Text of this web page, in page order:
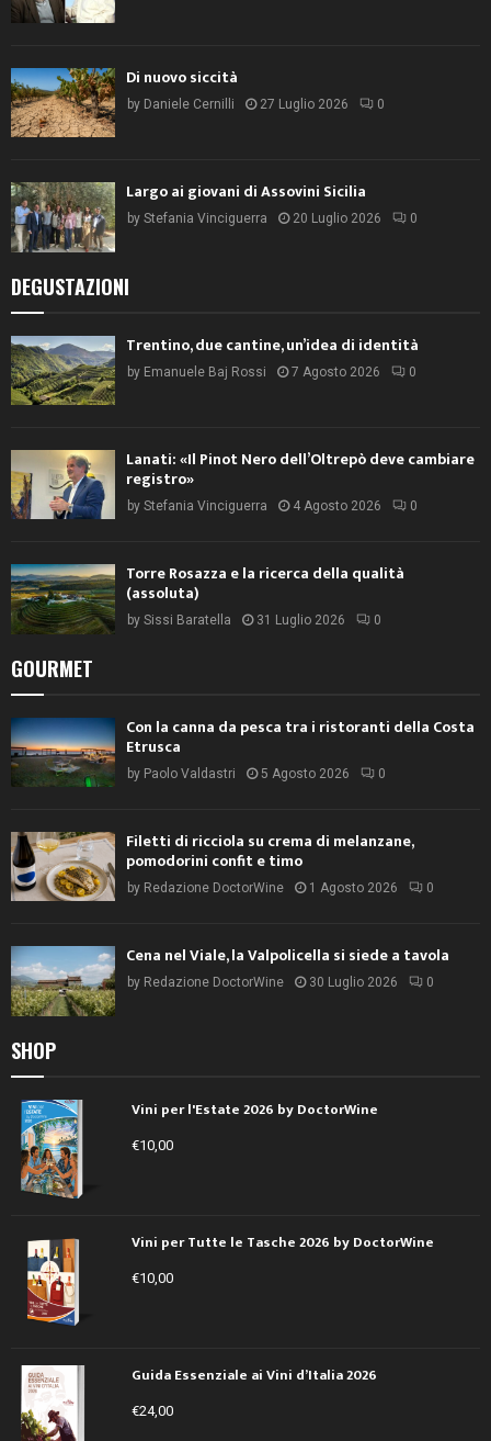
Di nuovo siccità
by Daniele Cernilli 27 Luglio 2026 0
Largo ai giovani di Assovini Sicilia
by Stefania Vinciguerra 20 Luglio 2026 0
DEGUSTAZIONI
Trentino, due cantine, un’idea di identità
by Emanuele Baj Rossi 7 Agosto 2026 0
Lanati: «Il Pinot Nero dell’Oltrepò deve cambiare
registro»
by Stefania Vinciguerra 4 Agosto 2026 0
Torre Rosazza e la ricerca della qualità
(assoluta)
by Sissi Baratella 31 Luglio 2026 0
GOURMET
Con la canna da pesca tra i ristoranti della Costa
Etrusca
by Paolo Valdastri 5 Agosto 2026 0
Filetti di ricciola su crema di melanzane,
pomodorini confit e timo
by Redazione DoctorWine 1 Agosto 2026 0
Cena nel Viale, la Valpolicella si siede a tavola
by Redazione DoctorWine 30 Luglio 2026 0
SHOP
Vini per l'Estate 2026 by DoctorWine
€10,00
Vini per Tutte le Tasche 2026 by DoctorWine
€10,00
Guida Essenziale ai Vini d’Italia 2026
€24,00